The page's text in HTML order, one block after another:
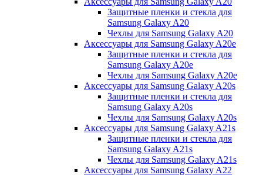
Защитные пленки и стекла для
Samsung Galaxy A20
Чехлы для Samsung Galaxy A20
Аксессуары для Samsung Galaxy A20e
Защитные пленки и стекла для
Samsung Galaxy A20e
Чехлы для Samsung Galaxy A20e
Аксессуары для Samsung Galaxy A20s
Защитные пленки и стекла для
Samsung Galaxy A20s
Чехлы для Samsung Galaxy A20s
Аксессуары для Samsung Galaxy A21s
Защитные пленки и стекла для
Samsung Galaxy A21s
Чехлы для Samsung Galaxy A21s
Аксессуары для Samsung Galaxy A22